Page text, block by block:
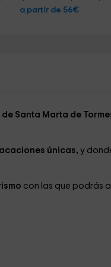
a partir de 56€
Santa Marta de
únicas, y
con las que podrás